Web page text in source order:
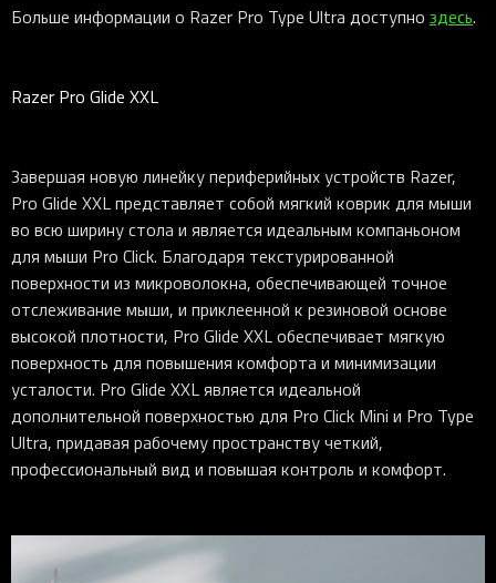
Больше информации о Razer Pro Type Ultra доступно здесь.
Razer Pro Glide XXL
Завершая новую линейку периферийных устройств Razer,
Pro Glide XXL представляет собой мягкий коврик для мыши
во всю ширину стола и является идеальным компаньоном
для мыши Pro Click. Благодаря текстурированной
поверхности из микроволокна, обеспечивающей точное
отслеживание мыши, и приклеенной к резиновой основе
высокой плотности, Pro Glide XXL обеспечивает мягкую
поверхность для повышения комфорта и минимизации
усталости. Pro Glide XXL является идеальной
дополнительной поверхностью для Pro Click Mini и Pro Type
Ultra, придавая рабочему пространству четкий,
профессиональный вид и повышая контроль и комфорт.